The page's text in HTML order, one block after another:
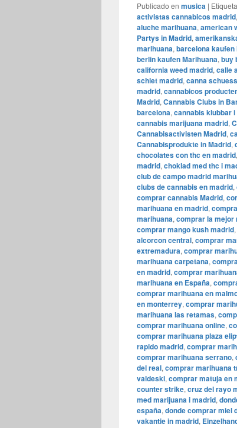
Publicado en musica |
activistas cannabicos madrid,
aluche marihuana, american
Partys in Madrid,
marihuana, barcelona kaufen
berlin kaufen Marihuana, buy
california weed madrid, calle
schiet madrid, canna
madrid, cannabicos
Madrid, Cannabis Clubs in
barcelona, cannabis klubbar
cannabis marijuana madrid,
Cannabisactivisten Madrid,
Cannabisprodukte in Madrid,
chocolates con thc en madrid,
madrid, choklad med thc i
club de campo madrid
clubs de cannabis en madrid,
comprar cannabis Madrid,
marihuana en madrid,
marihuana, comprar la mejor
comprar mango kush madrid,
alcorcon central, comprar
extremadura, comprar
marihuana carpetana,
en madrid, comprar
marihuana en España,
comprar marihuana en
en monterrey, comprar
marihuana las retamas,
comprar marihuana online,
comprar marihuana plaza
rapido madrid, comprar
comprar marihuana serrano,
del real, comprar marihuana
valdeski, comprar matuja en
counter strike, cruz del rayo
med marijuana i madrid,
españa, donde comprar miel
vakantie in madrid,